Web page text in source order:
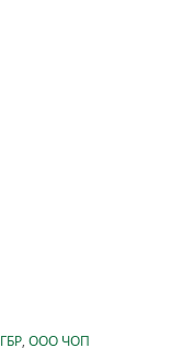
ГБР, ООО ЧОП